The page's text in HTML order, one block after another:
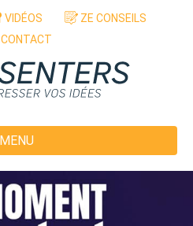
VIDÉOS
ZE CONSEILS
CONTACT
MENU